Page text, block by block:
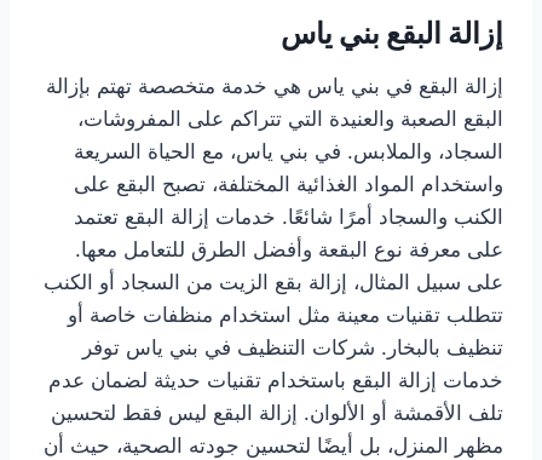
إزالة البقع بني ياس
إزالة البقع في بني ياس هي خدمة متخصصة تهتم بإزالة
البقع الصعبة والعنيدة التي تتراكم على المفروشات،
السجاد، والملابس. في بني ياس، مع الحياة السريعة
واستخدام المواد الغذائية المختلفة، تصبح البقع على
الكنب والسجاد أمرًا شائعًا. خدمات إزالة البقع تعتمد
على معرفة نوع البقعة وأفضل الطرق للتعامل معها.
على سبيل المثال، إزالة بقع الزيت من السجاد أو الكنب
تتطلب تقنيات معينة مثل استخدام منظفات خاصة أو
تنظيف بالبخار. شركات التنظيف في بني ياس توفر
خدمات إزالة البقع باستخدام تقنيات حديثة لضمان عدم
تلف الأقمشة أو الألوان. إزالة البقع ليس فقط لتحسين
مظهر المنزل، بل أيضًا لتحسين جودته الصحية، حيث أن